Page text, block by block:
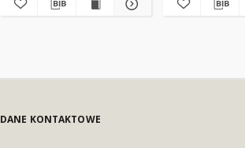
DANE KONTAKTOWE